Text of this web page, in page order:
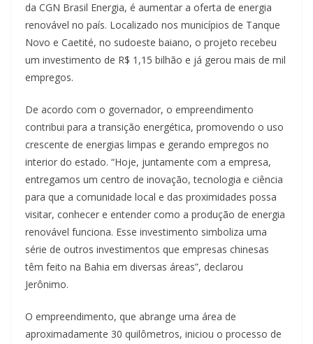
da CGN Brasil Energia, é aumentar a oferta de energia
renovável no país. Localizado nos municípios de Tanque
Novo e Caetité, no sudoeste baiano, o projeto recebeu
um investimento de R$ 1,15 bilhão e já gerou mais de mil
empregos.
De acordo com o governador, o empreendimento
contribui para a transição energética, promovendo o uso
crescente de energias limpas e gerando empregos no
interior do estado. “Hoje, juntamente com a empresa,
entregamos um centro de inovação, tecnologia e ciência
para que a comunidade local e das proximidades possa
visitar, conhecer e entender como a produção de energia
renovável funciona. Esse investimento simboliza uma
série de outros investimentos que empresas chinesas
têm feito na Bahia em diversas áreas”, declarou
Jerônimo.
O empreendimento, que abrange uma área de
aproximadamente 30 quilômetros, iniciou o processo de